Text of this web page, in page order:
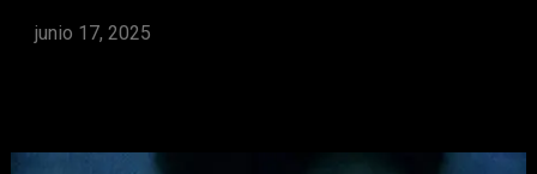
junio 17, 2025